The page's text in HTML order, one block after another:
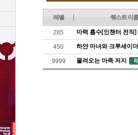
레벨 퀘스트 이름
285 마력 흡수[인챈터 전직]
450 하얀 마녀와 크루세이
9999 몰려오는 마족 저지